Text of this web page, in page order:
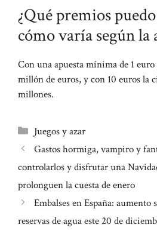
¿Qué premios
cómo varía según la
Con una apuesta mínima de 1 euro
millón de euros, y con 10 euros la
millones.
Categorías
Juegos y azar
Gastos hormiga, vampiro y
controlarlos y disfrutar una
prolonguen la cuesta de enero
Embalses en España:
reservas de agua este 20 de